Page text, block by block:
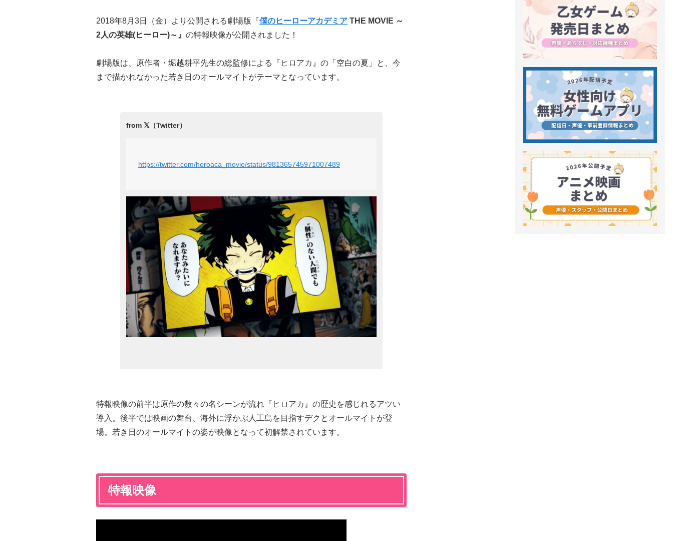
2018年8月3日（金）より公開される劇場版『僕のヒーローアカデミア THE MOVIE ～
2人の英雄(ヒーロー)～』 の特報映像が公開されました！
劇場版は、原作者・堀越耕平先生の総監修による『ヒロアカ』の「空白の夏」と、今
まで描かれなかった若き日のオールマイトがテーマとなっています。
https://twitter.com/heroaca_movie/status/981365745971007489
特報映像の前半は原作の数々の名シーンが流れ『ヒロアカ』の歴史を感じれるアツい
導入。後半では映画の舞台、海外に浮かぶ人工島を目指すデクとオールマイトが登
場。若き日のオールマイトの姿が映像となって初解禁されています。
特報映像